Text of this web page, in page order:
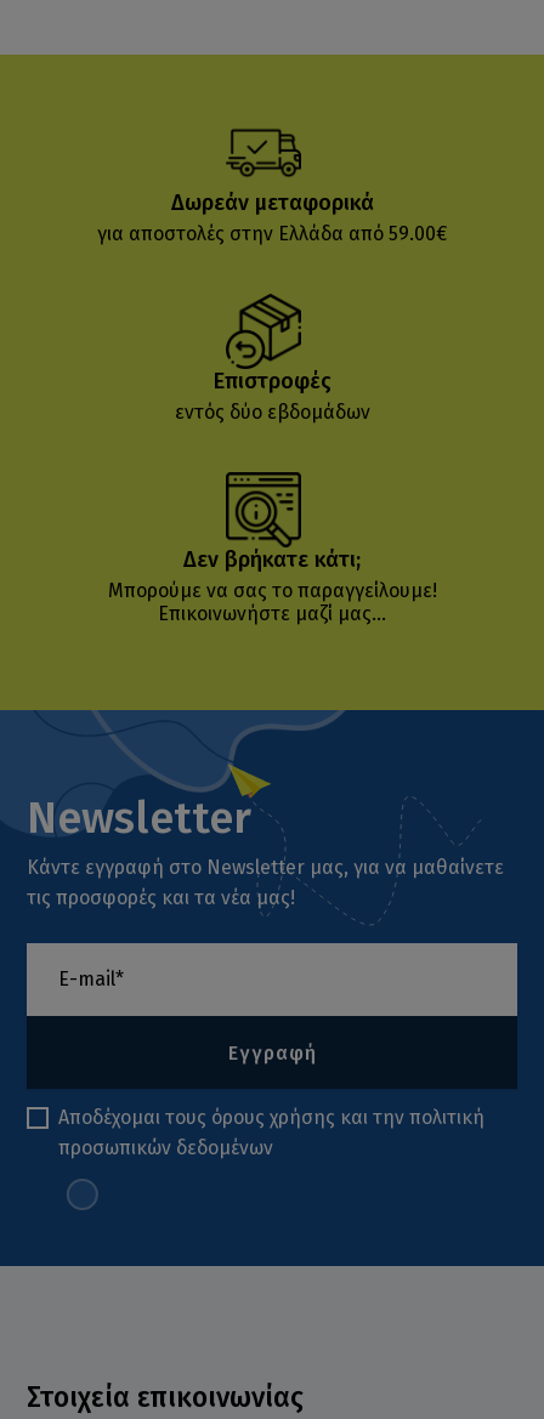
Δωρεάν μεταφορικά
για αποστολές στην Ελλάδα από 59.00€
Επιστροφές
εντός δύο εβδομάδων
Δεν βρήκατε κάτι;
Μπορούμε να σας το παραγγείλουμε!
Επικοινωνήστε μαζί μας...
Newsletter
Κάντε εγγραφή στο Newsletter μας, για να μαθαίνετε
τις προσφορές και τα νέα μας!
Εγγραφή
Αποδέχομαι τους όρους χρήσης και τηνπολιτική
προσωπικών δεδομένων
Στοιχεία επικοινωνίας